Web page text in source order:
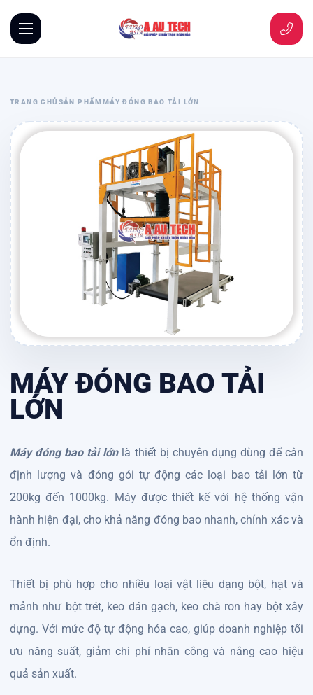
TRANG CHỦ SẢN PHẨM MÁY ĐÓNG BAO TẢI LỚN
MÁY ĐÓNG BAO TẢI
LỚN
Máy đóng bao tải lớn là thiết bị chuyên dụng dùng để cân
định lượng và đóng gói tự động các loại bao tải lớn từ
200kg đến 1000kg. Máy được thiết kế với hệ thống vận
hành hiện đại, cho khả năng đóng bao nhanh, chính xác và
ổn định.
Thiết bị phù hợp cho nhiều loại vật liệu dạng bột, hạt và
mảnh như bột trét, keo dán gạch, keo chà ron hay bột xây
dựng. Với mức độ tự động hóa cao, giúp doanh nghiệp tối
ưu năng suất, giảm chi phí nhân công và nâng cao hiệu
quả sản xuất.